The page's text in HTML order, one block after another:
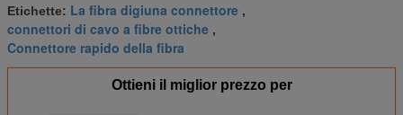
Etichette: La fibra digiuna connettore ,
connettori di cavo a fibre ottiche ,
Connettore rapido della fibra
Ottieni il miglior prezzo per